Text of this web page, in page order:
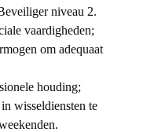
niveau 2.
vaardigheden;
om adequaat
houding;
wisseldiensten te